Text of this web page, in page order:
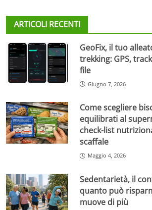
ARTICOLI RECENTI
GeoFix, il tuo
trekking: GPS,
file
Giugno 7, 2026
Come scegliere
equilibrati al
check-list
scaffale
Maggio 4, 2026
Sedentarietà, il
quanto può
muove di più